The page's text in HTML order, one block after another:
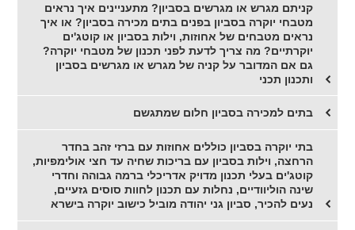
קניתם מגרש או מגרשים בסביון? מתעניינים איך נראים
מטבחי יוקרה בסביון בפנים בתים מכירה בסביון? או איך
נראים מטבחים של אחוזות, וילות בסביון או קוטג'ים
יוקרתיים? מה צריך לדעת לפני תכנון של מטבחי יוקרה?
גם אם המדובר על קניה של מגרש או מגרשים בסביון
ותכנון תכני
בתים למכירה בסביון חלום שמתגשם
בתי יוקרה בסביון כוללים אחוזות עם ברזי זהב בחדר
הרחצה, וילות בסביון עם בריכות שחיה עד חצי אולימפיות,
קוטג'ים בעלי תכנון מדויק אדריכלי ברמה גבוהה וחדרי
שינה הוליוודיים, נחלות עם תכנון לחוות סוסים גזעיים,
נעים להכיר, סביון גני יהודה מוביל כישוב יוקרה בישרא